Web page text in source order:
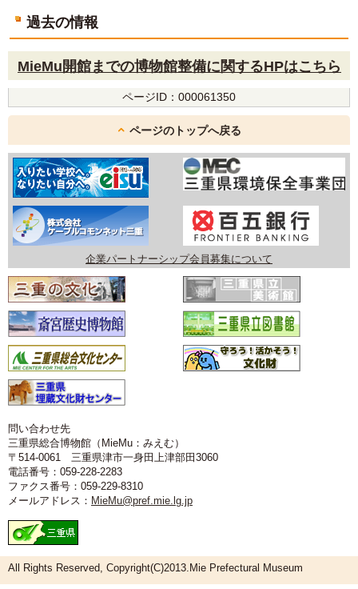
過去の情報
MieMu開館までの博物館整備に関するHPはこちら
ページID：000061350
ページのトップへ戻る
企業パートナーシップ会員募集について
問い合わせ先
三重県総合博物館（MieMu：みえむ）
〒514-0061 三重県津市一身田上津部田3060
電話番号：059-228-2283
ファクス番号：059-229-8310
メールアドレス： MieMu@pref.mie.lg.jp
All Rights Reserved, Copyright(C)2013.Mie Prefectural Museum